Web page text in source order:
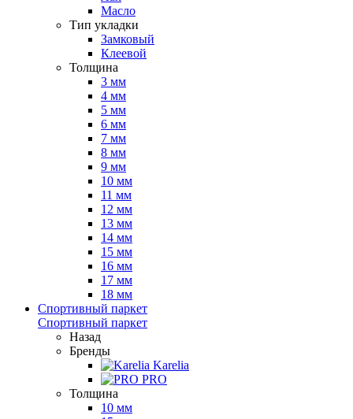
Масло
Тип укладки
Замковый
Клеевой
Толщина
3 мм
4 мм
5 мм
6 мм
7 мм
8 мм
9 мм
10 мм
11 мм
12 мм
13 мм
14 мм
15 мм
16 мм
17 мм
18 мм
Спортивный паркет
Спортивный паркет
Назад
Бренды
Karelia
PRO
Толщина
10 мм